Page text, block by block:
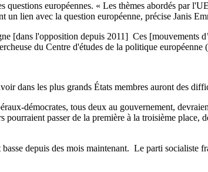
européennes. « Les thèmes abordés par
un lien avec la question européenne, précise Janis
[dans l'opposition depuis 2011] Ces [mouvements
du Centre d'études de la politique européenne
dans les plus grands États membres auront des
démocrates, tous deux au gouvernement,
passer de la première à la troisième
depuis des mois maintenant. Le parti socialiste